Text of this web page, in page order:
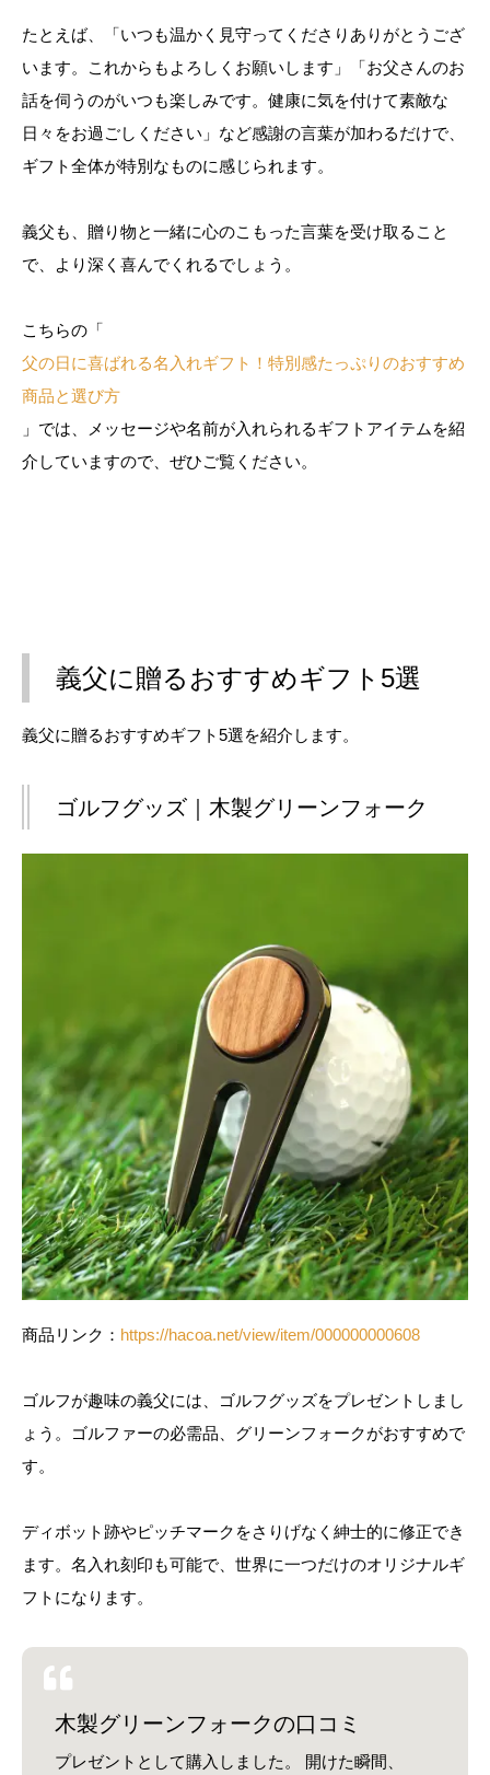
たとえば、「いつも温かく見守ってくださりありがとうござ
います。これからもよろしくお願いします」「お父さんのお
話を伺うのがいつも楽しみです。健康に気を付けて素敵な
日々をお過ごしください」など感謝の言葉が加わるだけで、
ギフト全体が特別なものに感じられます。
義父も、贈り物と一緒に心のこもった言葉を受け取ること
で、より深く喜んでくれるでしょう。
こちらの「
父の日に喜ばれる名入れギフト！特別感たっぷりのおすすめ
商品と選び方
」では、メッセージや名前が入れられるギフトアイテムを紹
介していますので、ぜひご覧ください。
義父に贈るおすすめギフト5選
義父に贈るおすすめギフト5選を紹介します。
ゴルフグッズ｜木製グリーンフォーク
商品リンク： https://hacoa.net/view/item/000000000608
ゴルフが趣味の義父には、ゴルフグッズをプレゼントしまし
ょう。ゴルファーの必需品、グリーンフォークがおすすめで
す。
ディボット跡やピッチマークをさりげなく紳士的に修正でき
ます。名入れ刻印も可能で、世界に一つだけのオリジナルギ
フトになります。
木製グリーンフォークの口コミ
プレゼントとして購入しました。 開けた瞬間、